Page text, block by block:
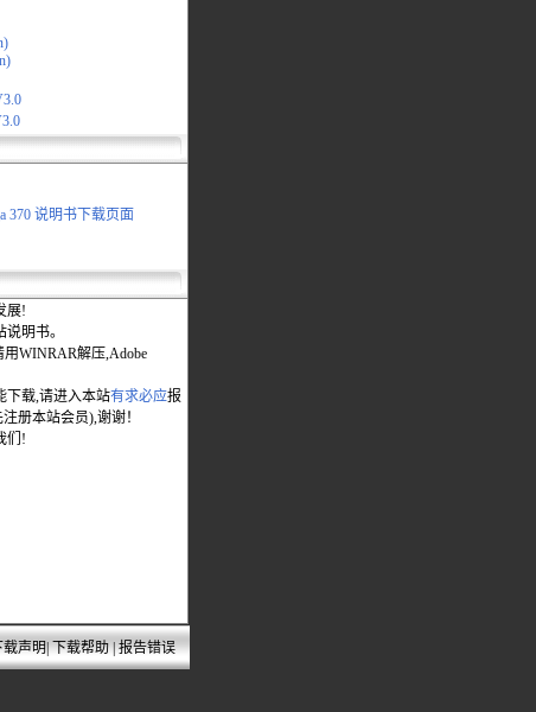
370 说明书下载页面
展!
明书。
WINRAR解压,Adobe
下载,请进入本站有求必应报
册本站会员),谢谢！
们!
载声明|下载帮助|报告错误